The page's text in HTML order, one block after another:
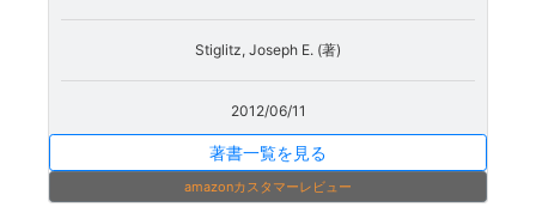
Stiglitz, Joseph E. (著)
2012/06/11
著書一覧を見る
amazonカスタマーレビュー